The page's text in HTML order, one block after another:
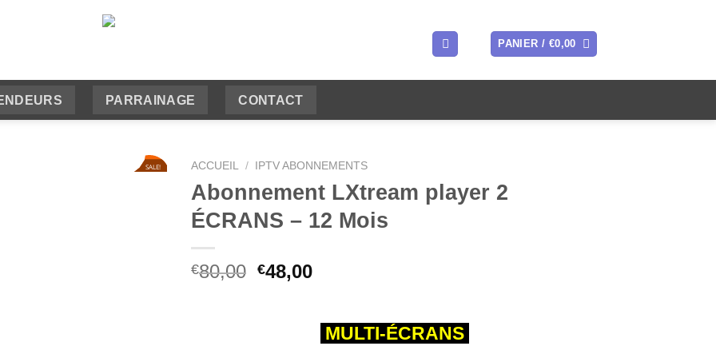
PANIER / €0,00
PARRAINAGE CONTACT
SALE! ACCUEIL / IPTV ABONNEMENTS
Abonnement LXtream player 2
ÉCRANS – 12 Mois
€80,00 Le
€48,00Le
est :
€48,00.
MULTI-ÉCRANS